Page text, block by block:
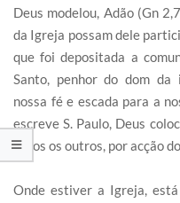
Deus modelou, Adão (Gn
da Igreja possam dele
que foi depositada a
Santo, penhor do dom da
nossa fé e escada para a
escreve S. Paulo, Deus
todos os outros, por acção
Onde estiver a Igreja,